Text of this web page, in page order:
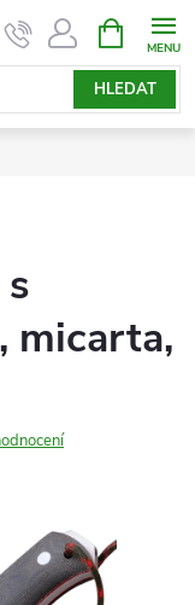
HLEDAT
NÁKUPNÍ
KOŠÍK
micarta,